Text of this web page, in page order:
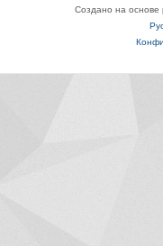
Создано на основе